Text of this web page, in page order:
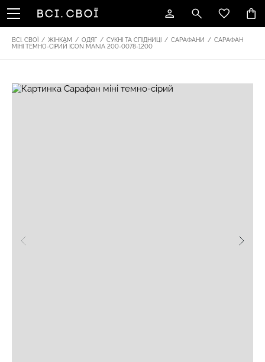
ВСІ. СВОЇ / ЖІНКАМ / ОДЯГ / СУКНІ ТА СПІДНИЦІ / САРАФАНИ / САРАФАН
МІНІ ТЕМНО-СІРИЙ ICON MANIA 200-0078-1200